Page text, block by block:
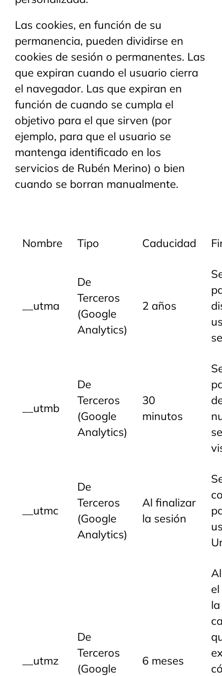
Las cookies, en función de su
permanencia, pueden dividirse en
cookies de sesión o permanentes. Las
que expiran cuando el usuario cierra
el navegador. Las que expiran en
función de cuando se cumpla el
objetivo para el que sirven (por
ejemplo, para que el usuario se
mantenga identificado en los
servicios de Rubén Merino) o bien
cuando se borran manualmente.
Nombre Tipo Caducidad
__utma
De
Terceros
(Google
Analytics)
2 años
__utmb
De
Terceros
(Google
Analytics)
30
minutos
__utmc
De
Terceros
(Google
Analytics)
Al finalizar
la sesión
__utmz
De
Terceros
(Google
6 meses
la